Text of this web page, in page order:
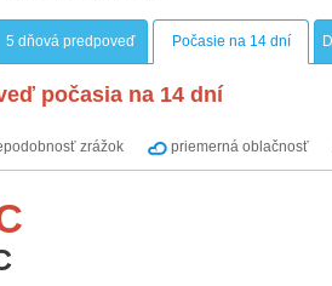
5 dňová predpoveď Počasie na 14 dní
počasia na 14 dní
zrážok priemerná oblačnosť